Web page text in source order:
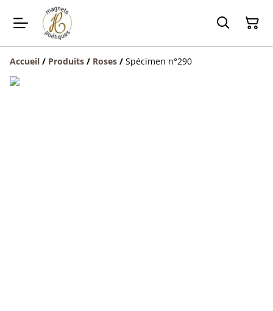
Accueil / Produits / Roses / Spécimen n°290